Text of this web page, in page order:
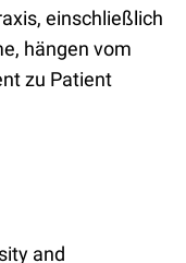
einschließlich
hängen vom
zu Patient
and